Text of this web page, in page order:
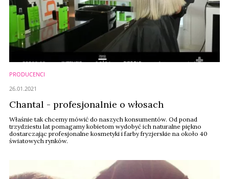
PRODUCENCI
Chantal - profesjonalnie o włosach
Właśnie tak chcemy mówić do naszych konsumentów. Od ponad
trzydziestu lat pomagamy kobietom wydobyć ich naturalne piękno
dostarczając profesjonalne kosmetyki i farby fryzjerskie na około 40
światowych rynków.
26.01.2021